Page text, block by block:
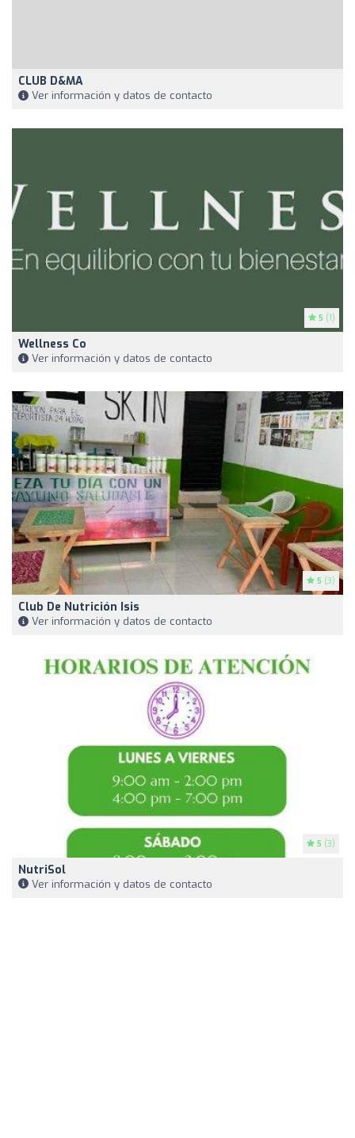
CLUB D&MA
Ver información y datos de contacto
5 (1)
Wellness Co
Ver información y datos de contacto
5 (3)
Club De Nutrición Isis
Ver información y datos de contacto
5 (3)
NutriSol
Ver información y datos de contacto